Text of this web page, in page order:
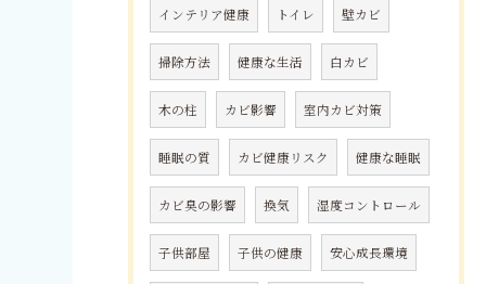
インテリア健康 トイレ 壁カビ
掃除方法 健康な生活 白カビ
木の柱 カビ影響 室内カビ対策
睡眠の質 カビ健康リスク 健康な睡眠
カビ臭の影響 換気 湿度コントロール
子供部屋 子供の健康 安心成長環境